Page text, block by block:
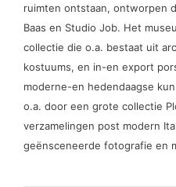
ruimten ontstaan, ontworpen
Baas en Studio Job. Het
collectie die o.a. bestaat uit
kostuums, en in-en export
moderne-en hedendaagse
o.a. door een grote collectie
verzamelingen post modern
geënsceneerde fotografie en